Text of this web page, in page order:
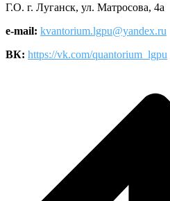
Г.О. г. Луганск, ул. Матросова, 4а
e-mail: kvantorium.lgpu@yandex.ru
ВК: https://vk.com/quantorium_lgpu